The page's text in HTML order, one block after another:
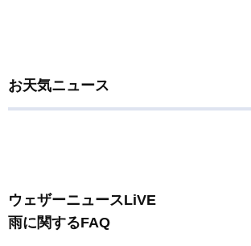
お天気ニュース
ウェザーニュースLiVE
雨に関するFAQ